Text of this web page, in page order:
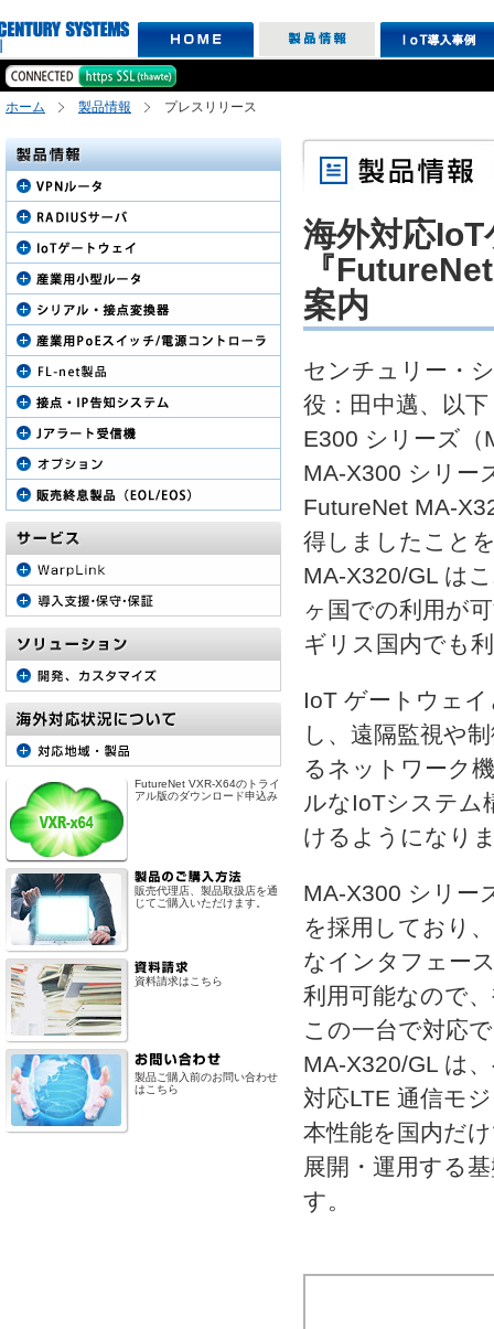
ホーム 製品情報 プレスリリース
海外対応
『
案内
センチュリー・
役：田中邁、以
E300 シリーズ（
MA-X300 シリー
FutureNet MA-
得しましたこと
MA-X320/GL は
ヶ国での利用が
ギリス国内でも
IoT ゲートウェ
し、遠隔監視や
るネットワーク
ルなIoTシステム
けるようになり
MA-X300 シリー
を採用しており
なインタフェー
利用可能なので
この一台で対応
MA-X320/GL は
対応LTE 通信モ
本性能を国内だ
展開・運用する
す。
FutureNet VXR-X64のトライ
アル版のダウンロード申込み
販売代理店、製品取扱店を通
じてご購入いただけます。
資料請求はこちら
製品ご購入前のお問い合わせ
はこちら